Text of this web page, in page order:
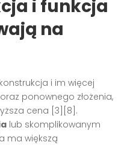
i funkcja
na
i im więcej
ponownego złożenia,
cena [3][8].
lub skomplikowanym
ma większą